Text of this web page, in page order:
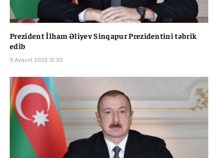
Prezident İlham Əliyev Sinqapur Prezidentini təbrik
edib
9 Avqust 2026 12:30